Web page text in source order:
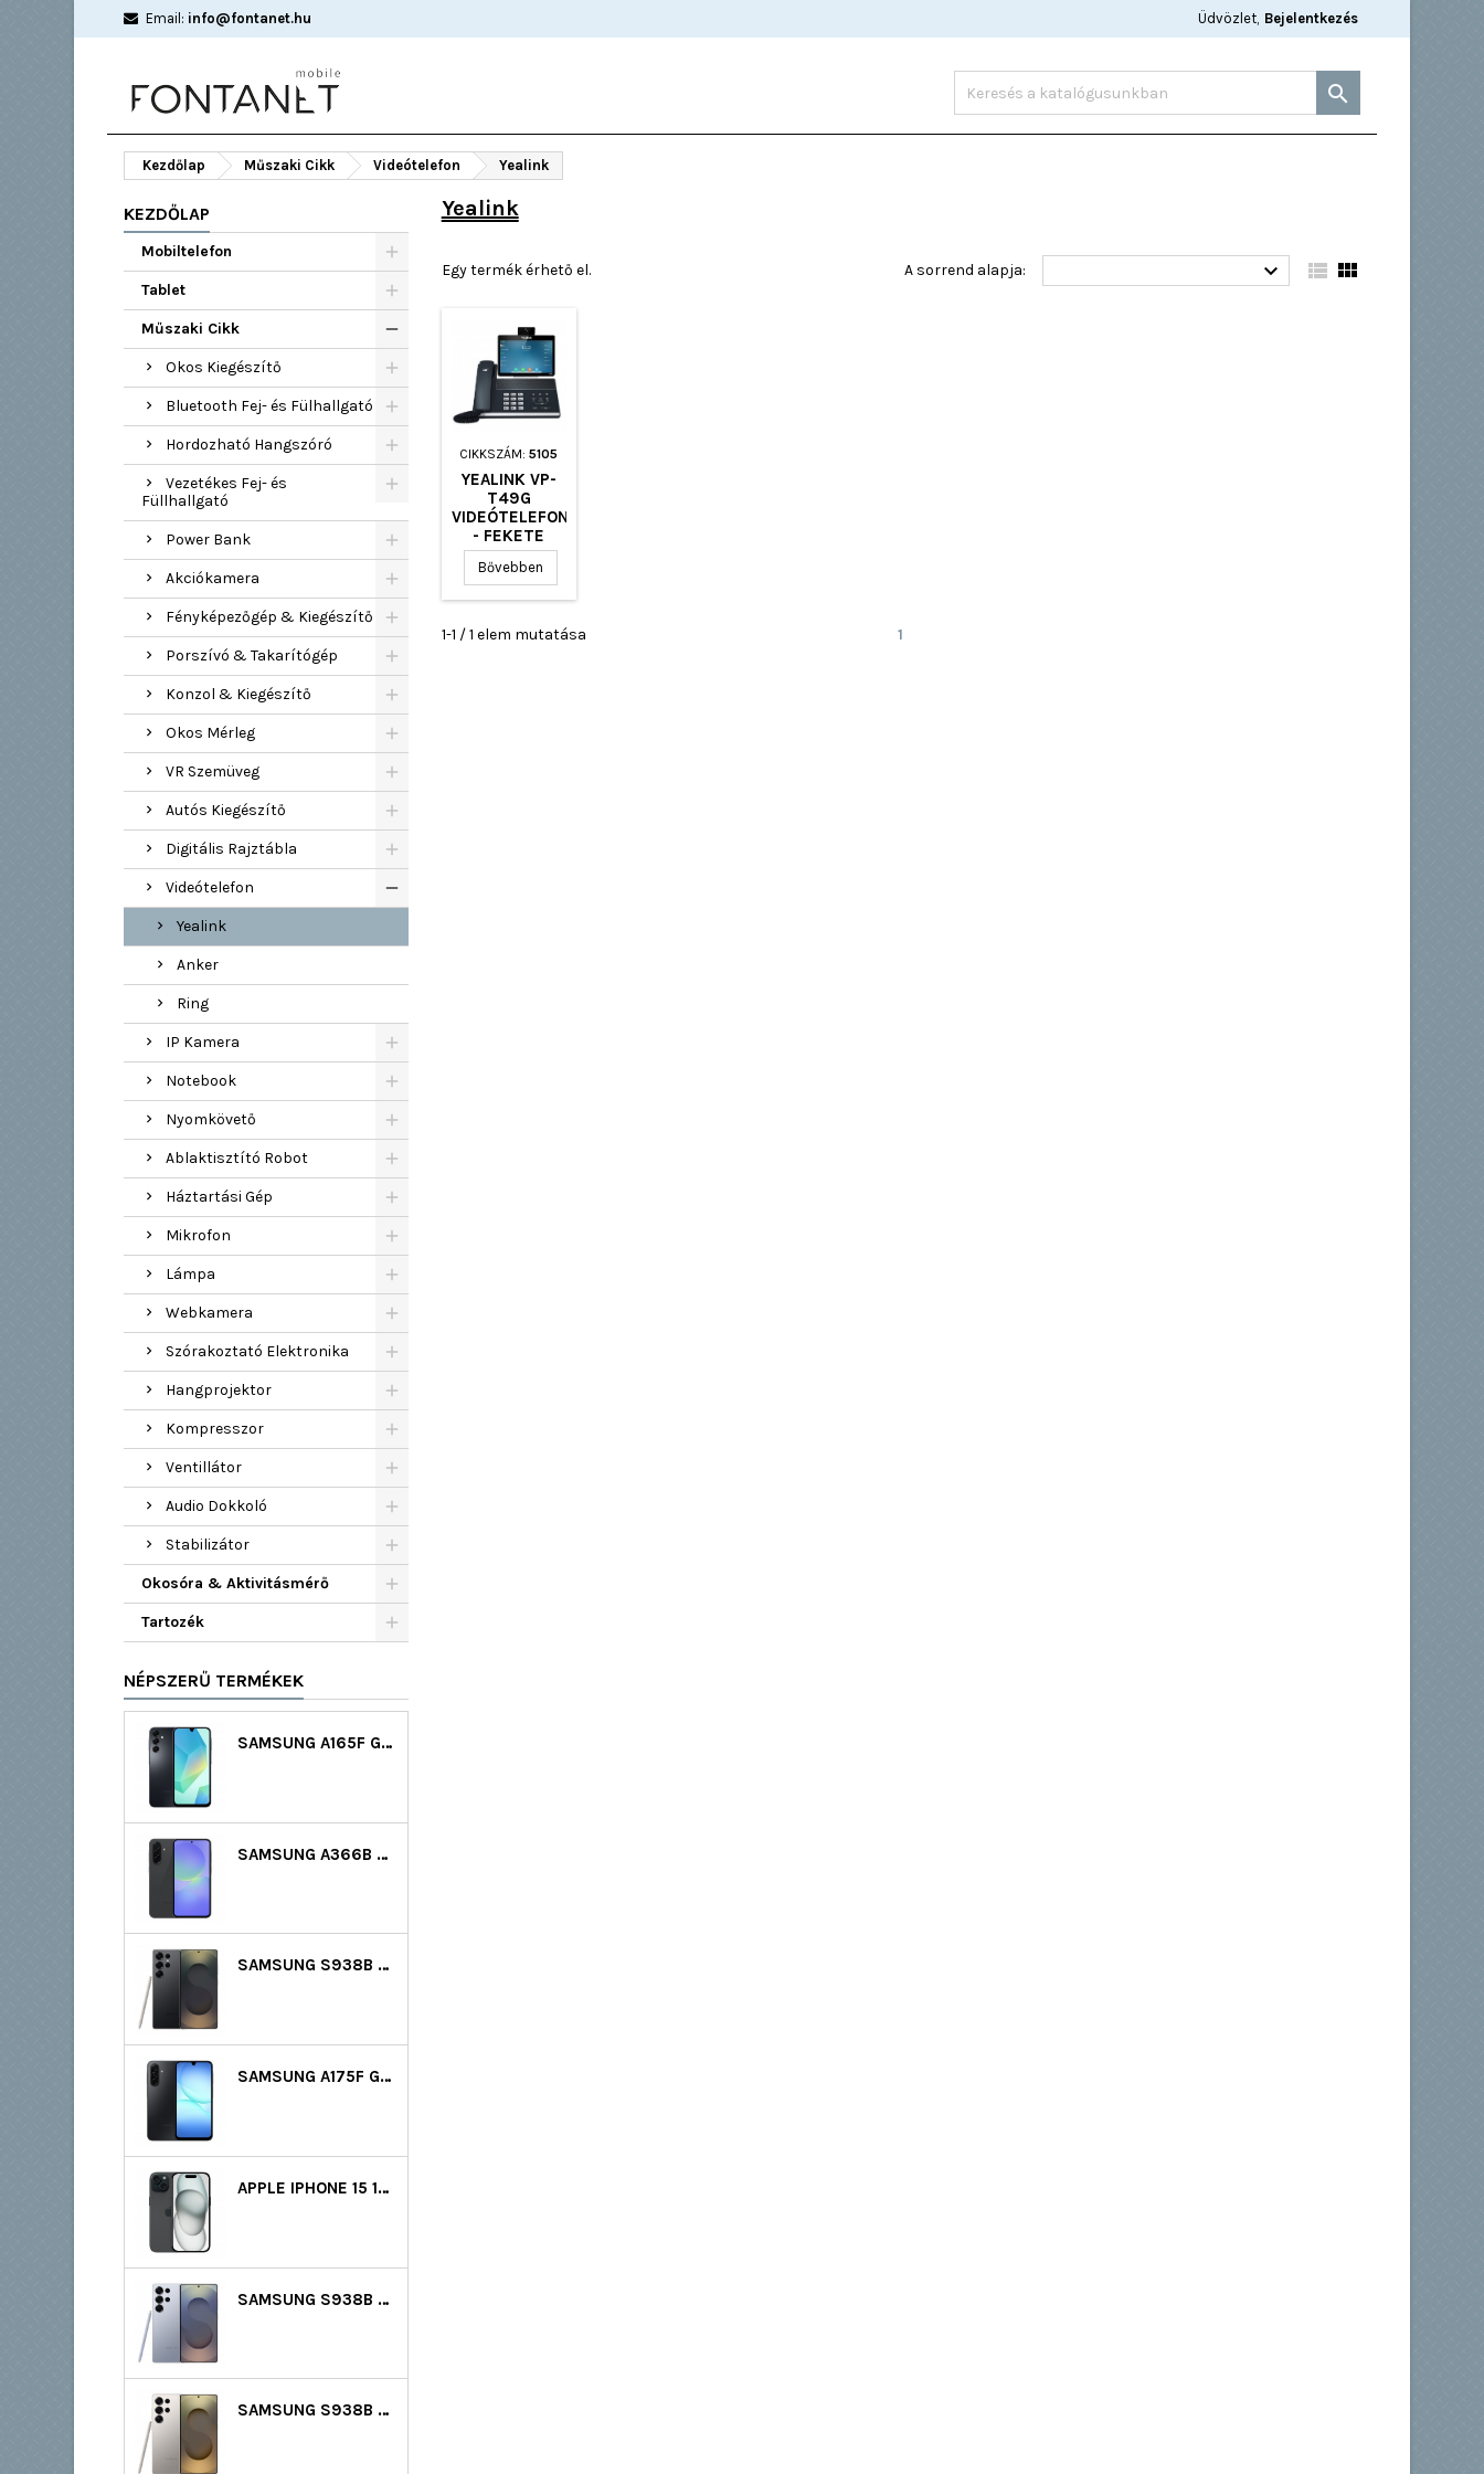
Email: info@fontanet.hu Üdvözlet, Bejelentkezés

Kezdőlap Műszaki Cikk Videótelefon Yealink
KEZDŐLAP
Mobiltelefon
Tablet
Műszaki Cikk
Okos Kiegészítő
Bluetooth Fej- és Fülhallgató
Hordozható Hangszóró
Vezetékes Fej- és
Füllhallgató
Power Bank
Akciókamera
Fényképezőgép & Kiegészítő
Porszívó & Takarítógép
Konzol & Kiegészítő
Okos Mérleg
VR Szemüveg
Autós Kiegészítő
Digitális Rajztábla
Videótelefon
Yealink
Anker
Ring
IP Kamera
Notebook
Nyomkövető
Ablaktisztító Robot
Háztartási Gép
Mikrofon
Lámpa
Webkamera
Szórakoztató Elektronika
Hangprojektor
Kompresszor
Ventillátor
Audio Dokkoló
Stabilizátor
Okosóra & Aktivitásmérő
Tartozék
NÉPSZERŰ TERMÉKEK
SAMSUNG A165F GALAXY A16 LTE DS 128GB (4GB RAM) - FEKETE
SAMSUNG A366B GALAXY A36 5G DS 128GB (6GB RAM) - FEKETE
SAMSUNG S938B GALAXY S25 ULTRA 5G DS 256GB (12GB RAM) - FEKETE
SAMSUNG A175F GALAXY A17 LTE DS 128GB (4GB RAM) - FEKETE
APPLE IPHONE 15 128GB - FEKETE GYÁRTÓI GARANCIA
SAMSUNG S938B GALAXY S25 ULTRA 5G DS 512GB (12GB RAM) - VILÁGOSKÉK
SAMSUNG S938B GALAXY S25 ULTRA 5G DS 512GB (12GB RAM) - SZÜRKE
Yealink
Egy termék érhető el. A sorrend alapja:   
CIKKSZÁM:5105
YEALINK VP-
T49G
VIDEÓTELEFON
- FEKETE
Bővebben
1-1 / 1 elem mutatása 1